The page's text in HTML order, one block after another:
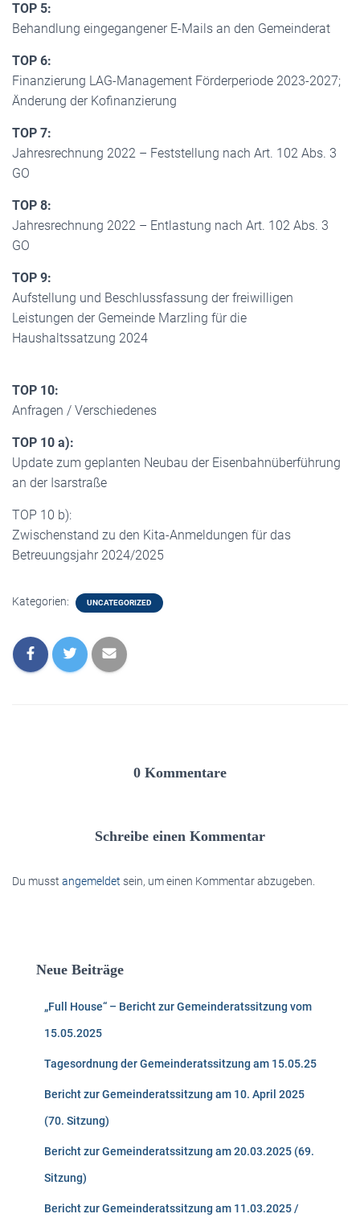
TOP 5:
Behandlung eingegangener E-Mails an den Gemeinderat
TOP 6:
Finanzierung LAG-Management Förderperiode 2023-2027;
Änderung der Kofinanzierung
TOP 7:
Jahresrechnung 2022 – Feststellung nach Art. 102 Abs. 3
GO
TOP 8:
Jahresrechnung 2022 – Entlastung nach Art. 102 Abs. 3
GO
TOP 9:
Aufstellung und Beschlussfassung der freiwilligen
Leistungen der Gemeinde Marzling für die
Haushaltssatzung 2024
TOP 10:
Anfragen / Verschiedenes
TOP 10 a):
Update zum geplanten Neubau der Eisenbahnüberführung
an der Isarstraße
TOP 10 b):
Zwischenstand zu den Kita-Anmeldungen für das
Betreuungsjahr 2024/2025
Kategorien: UNCATEGORIZED
0 Kommentare
Schreibe einen Kommentar
Du musst angemeldet sein, um einen Kommentar abzugeben.
Neue Beiträge
„Full House“ – Bericht zur Gemeinderatssitzung vom
15.05.2025
Tagesordnung der Gemeinderatssitzung am 15.05.25
Bericht zur Gemeinderatssitzung am 10. April 2025
(70. Sitzung)
Bericht zur Gemeinderatssitzung am 20.03.2025 (69.
Sitzung)
Bericht zur Gemeinderatssitzung am 11.03.2025 /